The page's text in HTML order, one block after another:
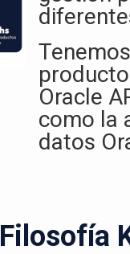
Oracle
como la
datos
Filosofía